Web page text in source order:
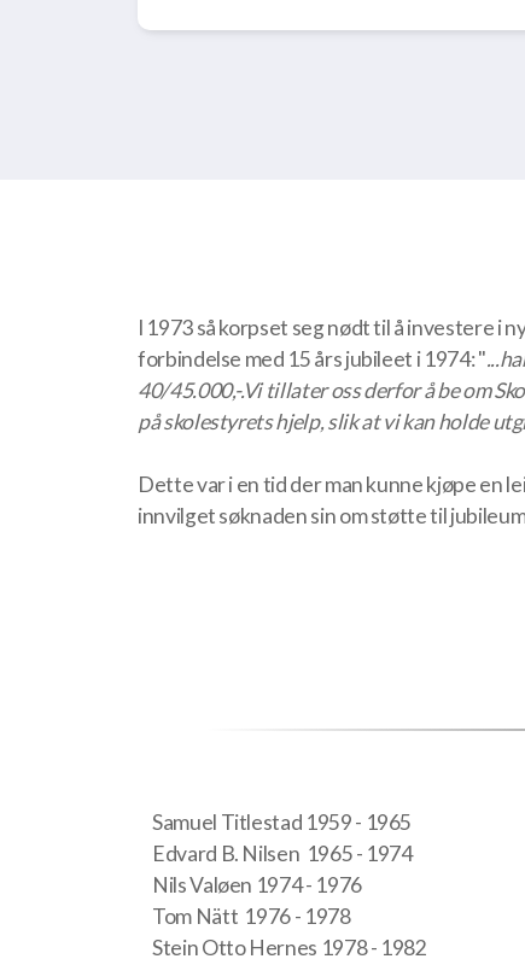
I 1973 så korpset seg nødt til å investere i
forbindelse med 15 års jubileet i 1974: "
40/45.000,-.Vi tillater oss derfor å be om
på skolestyrets hjelp, slik at vi kan holde
Dette var i en tid der man kunne kjøpe en
innvilget søknaden sin om støtte til
Samuel Titlestad 1959 - 1965
Edvard B. Nilsen 1965 - 1974
Nils Valøen 1974 - 1976
Tom Nätt 1976 - 1978
Stein Otto Hernes 1978 - 1982